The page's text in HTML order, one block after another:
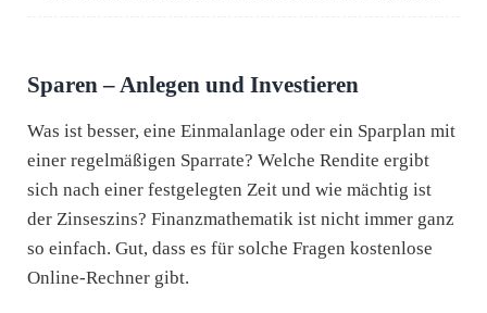
Sparen – Anlegen und Investieren
Was ist besser, eine Einmalanlage oder ein Sparplan mit
einer regelmäßigen Sparrate? Welche Rendite ergibt
sich nach einer festgelegten Zeit und wie mächtig ist
der Zinseszins? Finanzmathematik ist nicht immer ganz
so einfach. Gut, dass es für solche Fragen kostenlose
Online-Rechner gibt.